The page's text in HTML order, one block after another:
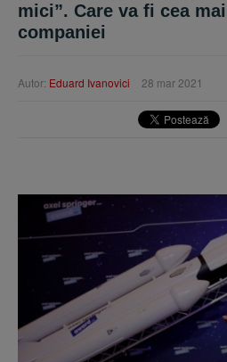
mici”. Care va fi cea
companiei
Autor: Eduard Ivanovici 28 mar 2021